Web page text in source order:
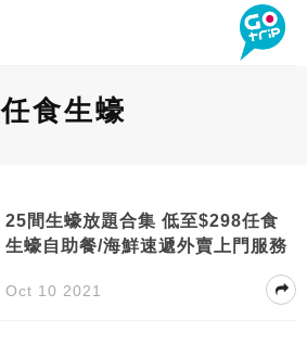
任食生蠔
25間生蠔放題合集 低至$298任食
生蠔自助餐/海鮮速遞外賣上門服務
Oct 10 2021